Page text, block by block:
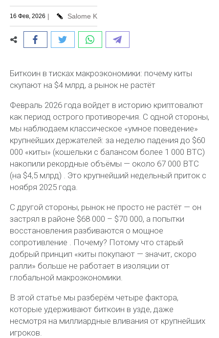
16 Фев, 2026 | Salome K
Биткоин в тисках макроэкономики: почему киты
скупают на $4 млрд, а рынок не растёт
Февраль 2026 года войдет в историю криптовалют
как период острого противоречия. С одной стороны,
мы наблюдаем классическое «умное поведение»
крупнейших держателей: за неделю падения до $60
000 «киты» (кошельки с балансом более 1 000 BTC)
накопили рекордные объёмы — около 67 000 BTC
(на $4,5 млрд) . Это крупнейший недельный приток с
ноября 2025 года.
С другой стороны, рынок не просто не растёт — он
застрял в районе $68 000 – $70 000, а попытки
восстановления разбиваются о мощное
сопротивление . Почему? Потому что старый
добрый принцип «киты покупают — значит, скоро
ралли» больше не работает в изоляции от
глобальной макроэкономики.
В этой статье мы разберём четыре фактора,
которые удерживают биткоин в узде, даже
несмотря на миллиардные вливания от крупнейших
игроков.